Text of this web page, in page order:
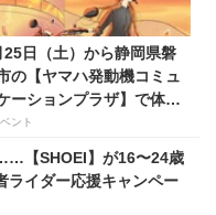
25日（土）から静岡県磐
の【ヤマハ発動機コミュ
ーションプラザ】で体験
謎解きイベントを開催！
ント
【SHOEI】が16〜24歳
ライダー応援キャンペー